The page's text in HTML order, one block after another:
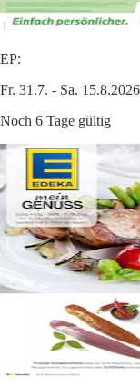
EP:
Fr. 31.7. - Sa. 15.8.2026
Noch 6 Tage gültig